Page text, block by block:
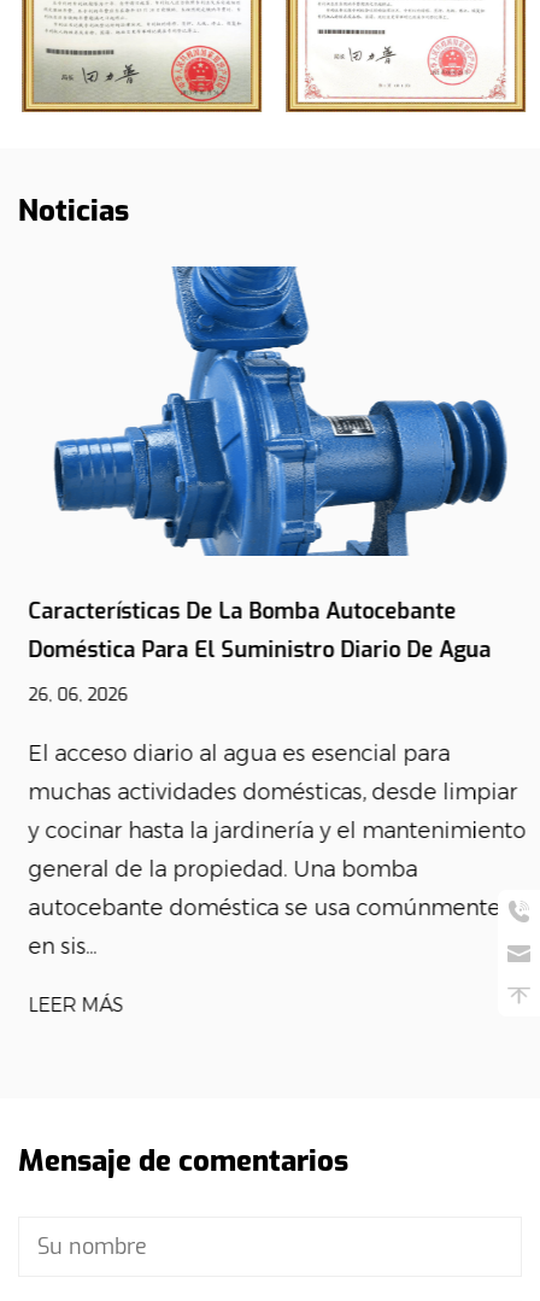
Noticias
Características De La Bomba Autocebante
Doméstica Para El Suministro Diario De Agua
26, 06, 2026
El acceso diario al agua es esencial para
muchas actividades domésticas, desde limpiar
y cocinar hasta la jardinería y el mantenimiento
general de la propiedad. Una bomba
autocebante doméstica se usa comúnmente
en sis...
LEER MÁS
Mensaje de comentarios